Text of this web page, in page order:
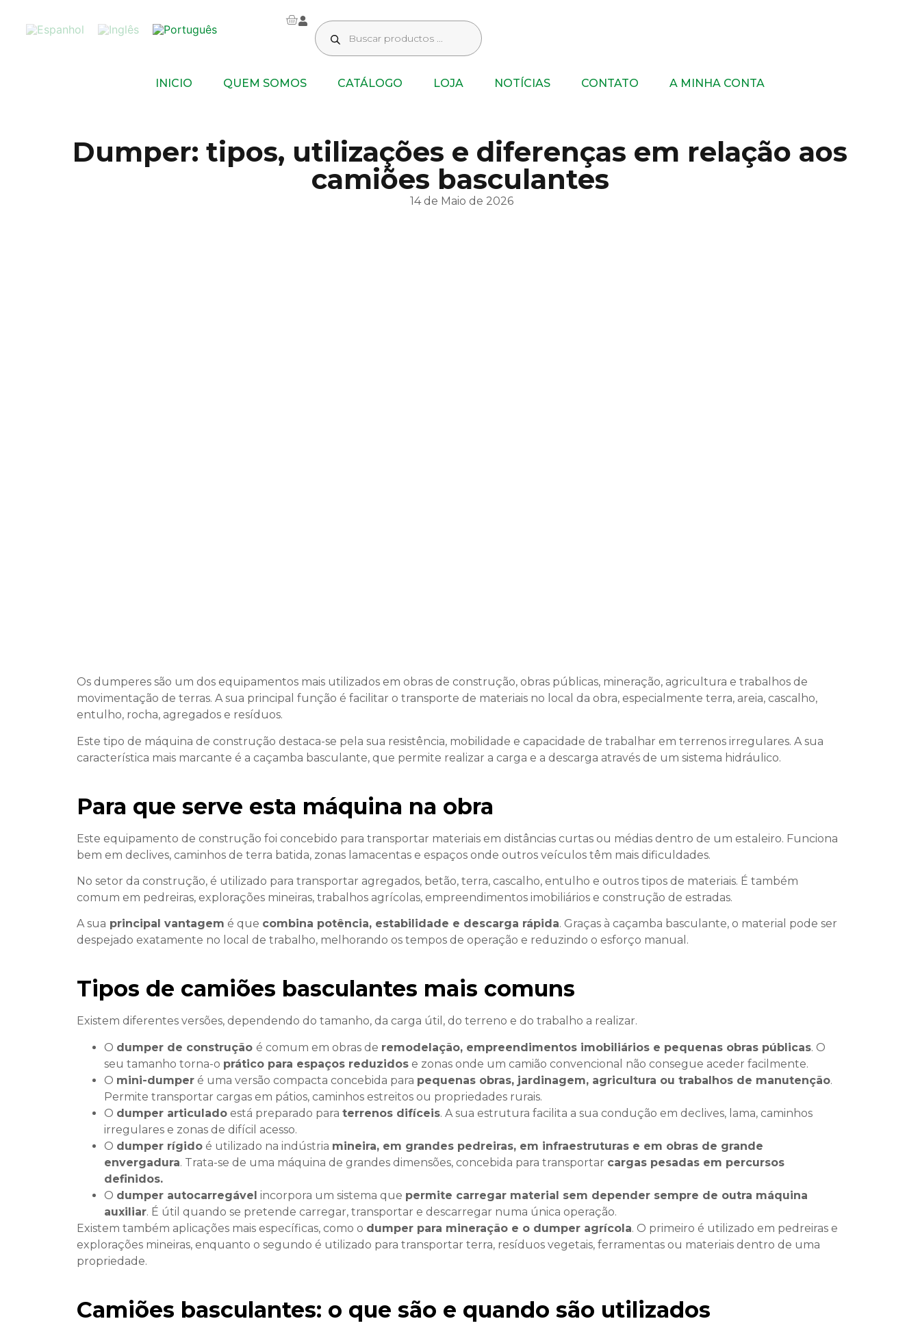
INICIO QUEM SOMOS CATÁLOGO LOJA NOTÍCIAS CONTATO A MINHA CONTA
Dumper: tipos, utilizações e diferenças em relação aos
camiões basculantes
14 de Maio de 2026
Os dumperes são um dos equipamentos mais utilizados em obras de construção, obras públicas, mineração, agricultura e trabalhos de
movimentação de terras. A sua principal função é facilitar o transporte de materiais no local da obra, especialmente terra, areia, cascalho,
entulho, rocha, agregados e resíduos.
Este tipo de máquina de construção destaca-se pela sua resistência, mobilidade e capacidade de trabalhar em terrenos irregulares. A sua
característica mais marcante é a caçamba basculante, que permite realizar a carga e a descarga através de um sistema hidráulico.
Para que serve esta máquina na obra
Este equipamento de construção foi concebido para transportar materiais em distâncias curtas ou médias dentro de um estaleiro. Funciona
bem em declives, caminhos de terra batida, zonas lamacentas e espaços onde outros veículos têm mais dificuldades.
No setor da construção, é utilizado para transportar agregados, betão, terra, cascalho, entulho e outros tipos de materiais. É também
comum em pedreiras, explorações mineiras, trabalhos agrícolas, empreendimentos imobiliários e construção de estradas.
A sua principal vantagem é que combina potência, estabilidade e descarga rápida. Graças à caçamba basculante, o material pode ser
despejado exatamente no local de trabalho, melhorando os tempos de operação e reduzindo o esforço manual.
Tipos de camiões basculantes mais comuns
Existem diferentes versões, dependendo do tamanho, da carga útil, do terreno e do trabalho a realizar.
O dumper de construção é comum em obras de remodelação, empreendimentos imobiliários e pequenas obras públicas. O
seu tamanho torna-o prático para espaços reduzidos e zonas onde um camião convencional não consegue aceder facilmente.
O mini-dumper é uma versão compacta concebida para pequenas obras, jardinagem, agricultura ou trabalhos de manutenção.
Permite transportar cargas em pátios, caminhos estreitos ou propriedades rurais.
O dumper articulado está preparado para terrenos difíceis. A sua estrutura facilita a sua condução em declives, lama, caminhos
irregulares e zonas de difícil acesso.
O dumper rígido é utilizado na indústria mineira, em grandes pedreiras, em infraestruturas e em obras de grande
envergadura. Trata-se de uma máquina de grandes dimensões, concebida para transportar cargas pesadas em percursos
definidos.
O dumper autocarregável incorpora um sistema que permite carregar material sem depender sempre de outra máquina
auxiliar. É útil quando se pretende carregar, transportar e descarregar numa única operação.
Existem também aplicações mais específicas, como o dumper para mineração e o dumper agrícola. O primeiro é utilizado em pedreiras e
explorações mineiras, enquanto o segundo é utilizado para transportar terra, resíduos vegetais, ferramentas ou materiais dentro de uma
propriedade.
Camiões basculantes: o que são e quando são utilizados